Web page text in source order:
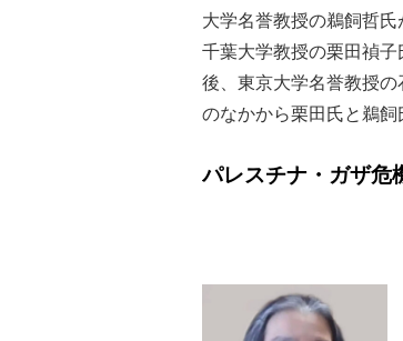
大学名誉教授の鵜飼哲
千葉大学教授の栗田禎
後、東京大学名誉教授
のなかから栗田氏と鵜飼
パレスチナ・ガザ危